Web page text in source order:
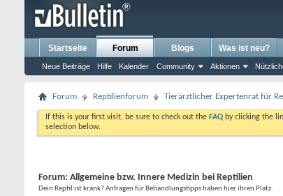
Startseite Forum
Neue Beiträge Hilfe Kalender Community Aktionen
Blogs Was ist neu?
Forum Reptilienforum Tierärztlicher Expertenrat für
If this is your first visit, be sure to check out the FAQ by clicking the
selection below.
Forum: Allgemeine bzw. Innere Medizin bei Reptilien
Dein Reptil ist krank? Anfragen für Behandlungstipps haben hier ihren Platz.